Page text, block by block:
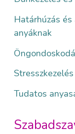
Határhúzás
anyáknak
Tudatos